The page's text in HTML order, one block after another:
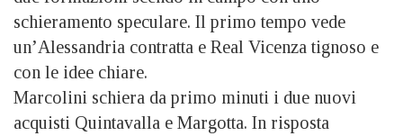
schieramento speculare. Il primo tempo vede
un’Alessandria contratta e Real Vicenza tignoso e
con le idee chiare.
Marcolini schiera da primo minuti i due nuovi
acquisti Quintavalla e Margotta. In risposta